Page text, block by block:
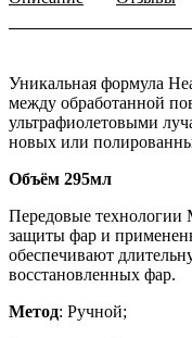
Уникальная формула
между обработанной
ультрафиолетовыми
новых или
Объём 295мл
Передовые технологии
защиты фар и
обеспечивают
восстановленных фар.
Метод: Ручной;